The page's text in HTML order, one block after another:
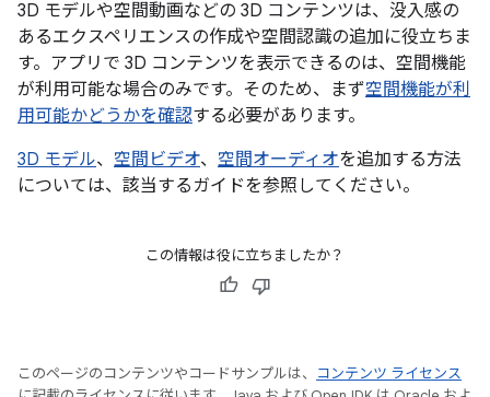
3D モデルや空間動画などの 3D コンテンツは、没入感の
あるエクスペリエンスの作成や空間認識の追加に役立ちま
す。アプリで 3D コンテンツを表示できるのは、空間機能
が利用可能な場合のみです。そのため、まず空間機能が利
用可能かどうかを確認する必要があります。
3D モデル、 空間ビデオ、 空間オーディオを追加する方法
については、該当するガイドを参照してください。
この情報は役に立ちましたか？
このページのコンテンツやコードサンプルは、
コンテンツ ライセンス